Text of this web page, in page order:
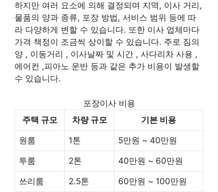
하지만 여러 요소에 의해 결정되며 지역, 이사 거리,
물품의 양과 종류, 포장 방법, 서비스 범위 등에 따
라 다양하게 변할 수 있습니다. 또한 이사 업체마다
가격 책정이 조금씩 상이할 수 있습니다. 주로 짐의
양 , 이동거리 , 이사날짜 및 시간 , 사다리차 사용 ,
에어컨 ,피아노 운반 등과 같은 추가 비용이 발생할
수 있습니다.
포장이사 비용
주택 규모
차량 규모 기본 비용
원룸 1톤 5만원 ~ 40만원
투룸 2톤 40만원 ~ 60만원
쓰리룸 2.5톤 60만원 ~ 100만원